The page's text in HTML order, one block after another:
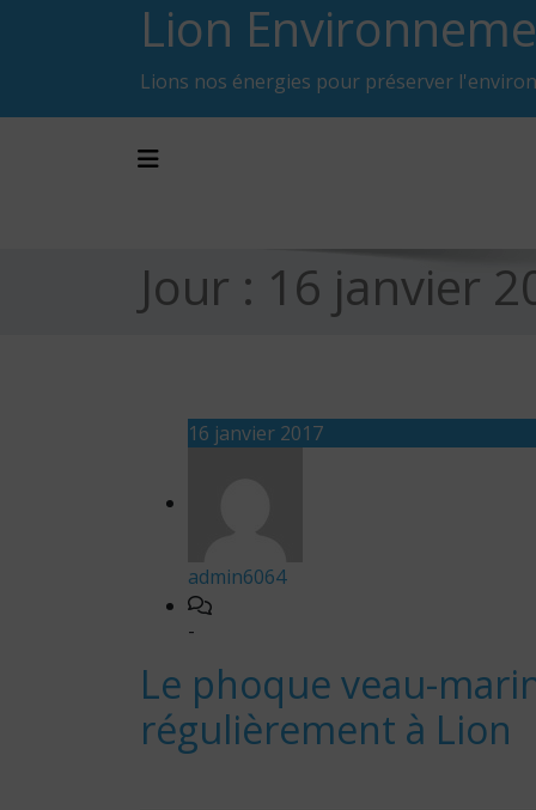
Lion
Lions nos énergies pour préserver
Toggle navigation
Jour : 16 janvier
16 janvier 2017
admin6064
-
Le phoque veau-
régulièrement à Lion